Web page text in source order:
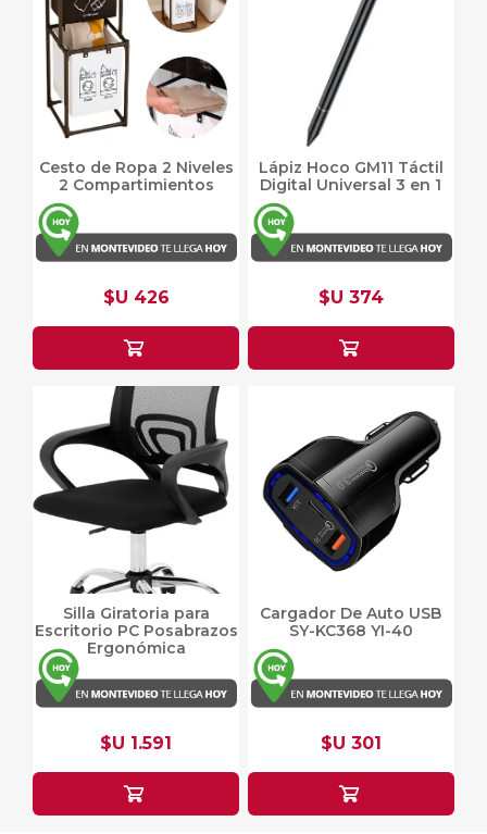
Cesto de Ropa 2 Niveles
2 Compartimientos
$U 426
Lápiz Hoco GM11 Táctil
Digital Universal 3 en 1
$U 374
Silla Giratoria para
Escritorio PC Posabrazos
Ergonómica
$U 1.591
Cargador De Auto USB
SY-KC368 YI-40
$U 301